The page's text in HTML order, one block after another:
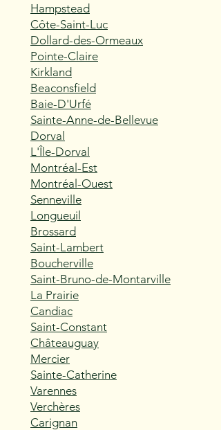
Hampstead
Côte-Saint-Luc
Dollard-des-Ormeaux
Pointe-Claire
Kirkland
Beaconsfield
Baie-D'Urfé
Sainte-Anne-de-Bellevue
Dorval
L'Île-Dorval
Montréal-Est
Montréal-Ouest
Senneville
Longueuil
Brossard
Saint-Lambert
Boucherville
Saint-Bruno-de-Montarville
La Prairie
Candiac
Saint-Constant
Châteauguay
Mercier
Sainte-Catherine
Varennes
Verchères
Carignan